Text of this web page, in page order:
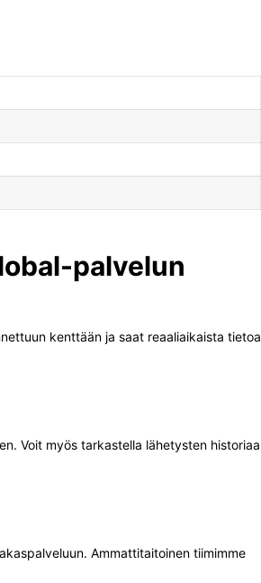
palvelun
kenttään ja saat reaaliaikaista tietoa
Voit myös tarkastella lähetysten historiaa
Ammattitaitoinen tiimimme